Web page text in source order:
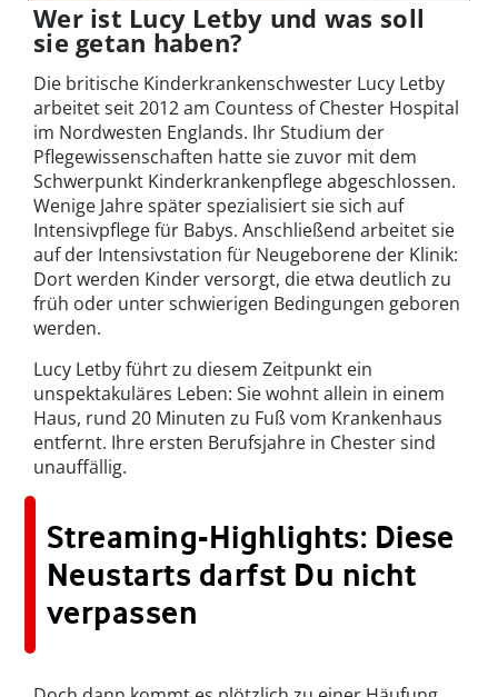
Wer ist Lucy Letby und was soll
sie getan haben?
Die britische Kinderkrankenschwester Lucy Letby
arbeitet seit 2012 am Countess of Chester Hospital
im Nordwesten Englands. Ihr Studium der
Pflegewissenschaften hatte sie zuvor mit dem
Schwerpunkt Kinderkrankenpflege abgeschlossen.
Wenige Jahre später spezialisiert sie sich auf
Intensivpflege für Babys. Anschließend arbeitet sie
auf der Intensivstation für Neugeborene der Klinik:
Dort werden Kinder versorgt, die etwa deutlich zu
früh oder unter schwierigen Bedingungen geboren
werden.
Lucy Letby führt zu diesem Zeitpunkt ein
unspektakuläres Leben: Sie wohnt allein in einem
Haus, rund 20 Minuten zu Fuß vom Krankenhaus
entfernt. Ihre ersten Berufsjahre in Chester sind
unauffällig.
Streaming-Highlights: Diese
Neustarts darfst Du nicht
verpassen